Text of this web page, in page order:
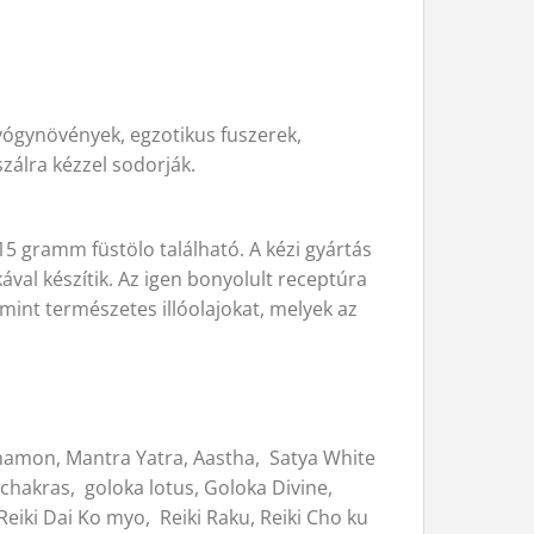
egzotikus fuszerek,
kézzel sodorják.
gramm füstölo található. A kézi gyártás
készítik. Az igen bonyolult receptúra
természetes illóolajokat, melyek az
Mantra Yatra, Aastha, Satya White
goloka lotus, Goloka Divine,
Dai Ko myo, Reiki Raku, Reiki Cho ku